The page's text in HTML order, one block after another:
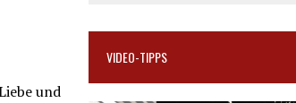
und
VIDEO-TIPPS